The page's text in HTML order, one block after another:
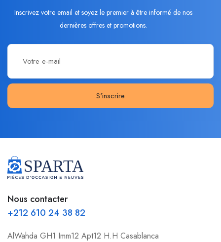
Inscrivez votre email et soyez le premier à être informé de nos
dernières offres et promotions.
S'inscrire
Nous contacter
+212 610 24 38 82
AlWahda GH1 Imm12 Apt12 H.H Casablanca